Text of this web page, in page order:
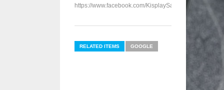
https://www.facebook.com/KisplaySayGoodbuy/
RELATED ITEMS GOOGLE